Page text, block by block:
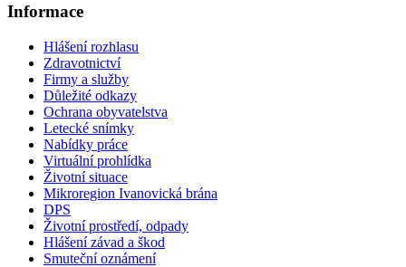
Informace
Hlášení rozhlasu
Zdravotnictví
Firmy a služby
Důležité odkazy
Ochrana obyvatelstva
Letecké snímky
Nabídky práce
Virtuální prohlídka
Životní situace
Mikroregion Ivanovická brána
DPS
Životní prostředí, odpady
Hlášení závad a škod
Smuteční oznámení